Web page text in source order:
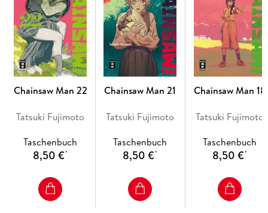
und Kettensäge mischt sich ein weiterer Teufel ein. . .
"Blutig, lustig und actiongeladen."
- Manga Passion.
Chainsaw Man 22
Tatsuki Fujimoto
Taschenbuch
8,50 €*
Chainsaw Man 21
Tatsuki Fujimoto
Taschenbuch
8,50 €*
Chainsaw Man 18
Tatsuki Fujimoto
Taschenbuch
8,50 €*